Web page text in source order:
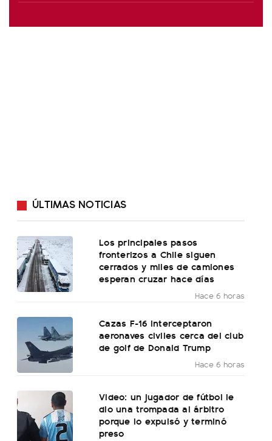
ÚLTIMAS NOTICIAS
Los principales pasos
fronterizos a Chile siguen
cerrados y miles de camiones
esperan cruzar hace días
Hace 6 horas
Cazas F-16 interceptaron
aeronaves civiles cerca del club
de golf de Donald Trump
Hace 6 horas
Video: un jugador de fútbol le
dio una trompada al árbitro
porque lo expulsó y terminó
preso